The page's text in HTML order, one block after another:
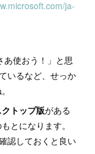
ja-
あ使おう！」と思
いるなど、せっか
トップ版がある
とになります。
認しておくと良い